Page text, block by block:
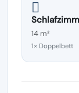
14 m²
1× Doppelbett